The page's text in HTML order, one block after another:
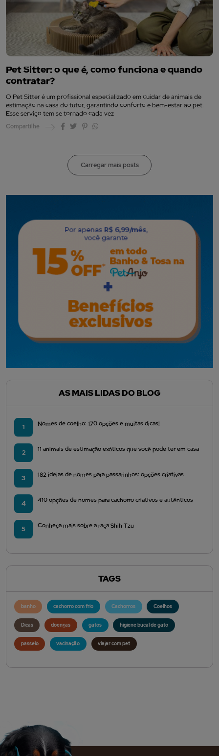
Pet Sitter: o que é, como funciona e quando
contratar?
O Pet Sitter é um profissional especializado em cuidar de animais de
estimação na casa do tutor, garantindo conforto e bem-estar ao pet.
Esse serviço tem se tornado cada vez
Compartilhe
Carregar mais posts
AS MAIS LIDAS DO BLOG
1 Nomes de coelho: 170 opções e muitas dicas!
2 11 animais de estimação exóticos que você pode ter em casa
3 182 ideias de nomes para passarinhos: opções criativas
4 410 opções de nomes para cachorro criativos e autênticos
5 Conheça mais sobre a raça Shih Tzu
TAGS
banho cachorro com frio Cachorros Coelhos
Dicas doenças gatos higiene bucal de gato
passeio vacinação viajar com pet